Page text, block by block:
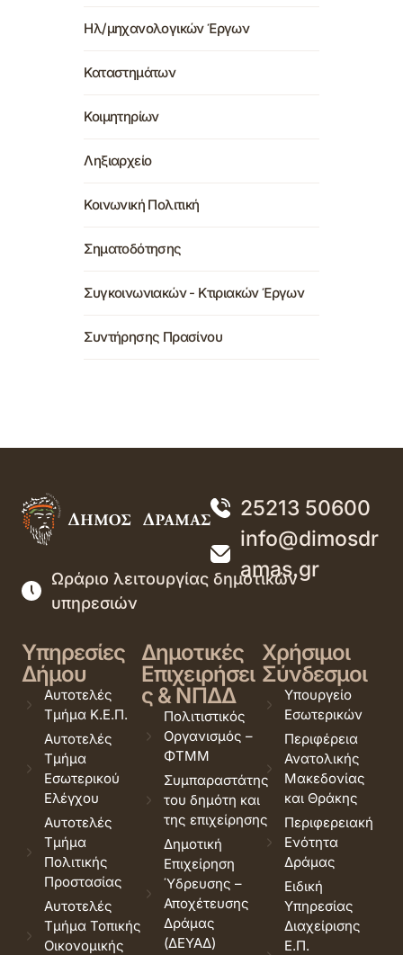
Ηλ/μηχανολογικών Έργων
Καταστημάτων
Κοιμητηρίων
Ληξιαρχείο
Κοινωνική Πολιτική
Σηματοδότησης
Συγκοινωνιακών - Κτιριακών Έργων
Συντήρησης Πρασίνου
25213 50600
info@dimosdr
amas.gr
Ωράριο λειτουργίας δημοτικών
υπηρεσιών
Υπηρεσίες
Δήμου
Αυτοτελές
Τμήμα Κ.Ε.Π.
Αυτοτελές
Τμήμα
Εσωτερικού
Ελέγχου
Αυτοτελές
Τμήμα
Πολιτικής
Προστασίας
Αυτοτελές
Τμήμα Τοπικής
Οικονομικής
Δημοτικές
Επιχειρήσει
ς & ΝΠΔΔ
Πολιτιστικός
Οργανισμός –
ΦΤΜΜ
Συμπαραστάτης
του δημότη και
της επιχείρησης
Δημοτική
Επιχείρηση
Ύδρευσης –
Αποχέτευσης
Δράμας
(ΔΕΥΑΔ)
Χρήσιμοι
Σύνδεσμοι
Υπουργείο
Εσωτερικών
Περιφέρεια
Ανατολικής
Μακεδονίας
και Θράκης
Περιφερειακή
Ενότητα
Δράμας
Ειδική
Υπηρεσίας
Διαχείρισης
Ε.Π.